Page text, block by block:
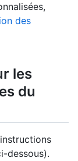
des
les
du
dessous).